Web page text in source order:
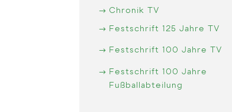
Chronik TV
Festschrift 125 Jahre TV
Festschrift 100 Jahre TV
Festschrift 100 Jahre
Fußballabteilung